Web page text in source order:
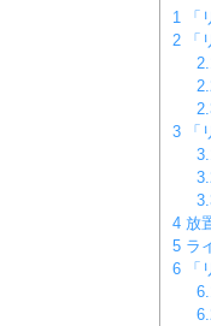
1
「
2 「
3 「
4 放
5 ラ
6 「